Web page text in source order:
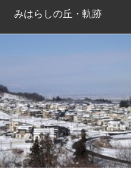
みはらしの丘・軌跡